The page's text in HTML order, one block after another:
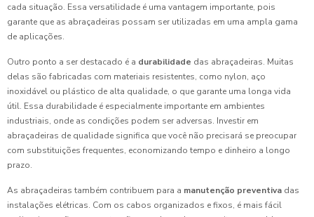
cada situação. Essa versatilidade é uma vantagem importante, pois
garante que as abraçadeiras possam ser utilizadas em uma ampla gama
de aplicações.
Outro ponto a ser destacado é a durabilidade das abraçadeiras. Muitas
delas são fabricadas com materiais resistentes, como nylon, aço
inoxidável ou plástico de alta qualidade, o que garante uma longa vida
útil. Essa durabilidade é especialmente importante em ambientes
industriais, onde as condições podem ser adversas. Investir em
abraçadeiras de qualidade significa que você não precisará se preocupar
com substituições frequentes, economizando tempo e dinheiro a longo
prazo.
As abraçadeiras também contribuem para a manutenção preventiva das
instalações elétricas. Com os cabos organizados e fixos, é mais fácil